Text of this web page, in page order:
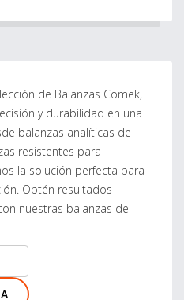
de Balanzas Comek,
y durabilidad en una
balanzas analíticas de
resistentes para
la solución perfecta para
Obtén resultados
nuestras balanzas de